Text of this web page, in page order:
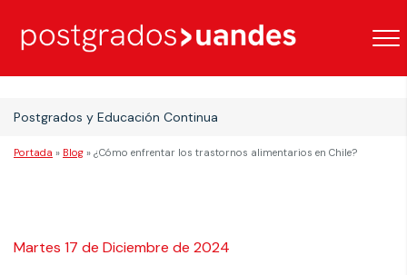
Postgrados y Educación Continua
Portada » Blog » ¿Cómo enfrentar los trastornos alimentarios en Chile?
Martes 17 de Diciembre de 2024